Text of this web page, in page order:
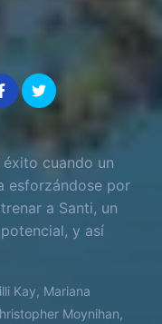
cuando un
esforzándose por
a Santi, un
y así
Kay, Mariana
Moynihan,